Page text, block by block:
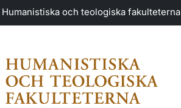
Humanistiska och teologiska fakulteterna